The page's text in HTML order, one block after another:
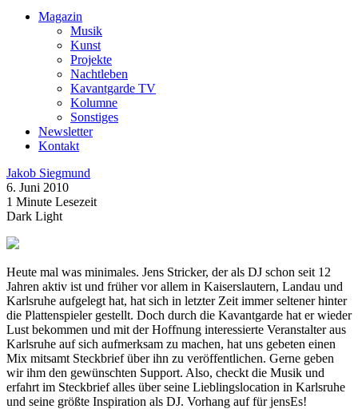
Magazin
Musik
Kunst
Projekte
Nachtleben
Kavantgarde TV
Kolumne
Sonstiges
Newsletter
Kontakt
Jakob Siegmund
6. Juni 2010
1 Minute Lesezeit
Dark Light
Heute mal was minimales. Jens Stricker, der als DJ schon seit 12
Jahren aktiv ist und früher vor allem in Kaiserslautern, Landau und
Karlsruhe aufgelegt hat, hat sich in letzter Zeit immer seltener hinter
die Plattenspieler gestellt. Doch durch die Kavantgarde hat er wieder
Lust bekommen und mit der Hoffnung interessierte Veranstalter aus
Karlsruhe auf sich aufmerksam zu machen, hat uns gebeten einen
Mix mitsamt Steckbrief über ihn zu veröffentlichen. Gerne geben
wir ihm den gewünschten Support. Also, checkt die Musik und
erfahrt im Steckbrief alles über seine Lieblingslocation in Karlsruhe
und seine größte Inspiration als DJ. Vorhang auf für jensEs!